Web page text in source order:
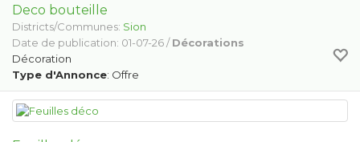
Deco bouteille
Districts/Communes: Sion
Date de publication: 01-07-26 /Décorations
Décoration
Type d'Annonce: Offre